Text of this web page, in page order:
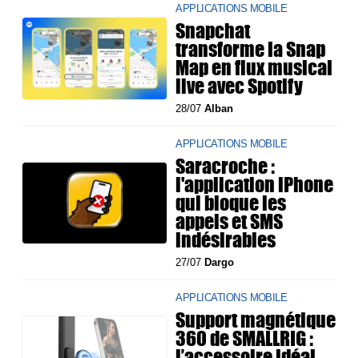
APPLICATIONS MOBILE
Snapchat
transforme la Snap
Map en flux musical
live avec Spotify
28/07Alban
APPLICATIONS MOBILE
Saracroche :
l'application iPhone
qui bloque les
appels et SMS
indésirables
27/07 Dargo
APPLICATIONS MOBILE
Support magnétique
360 de SMALLRIG :